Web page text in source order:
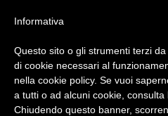
Informativa
Questo sito o gli strumenti terzi
di cookie necessari al
nella cookie policy. Se vuoi
a tutti o ad alcuni cookie, consulta
Chiudendo questo banner,